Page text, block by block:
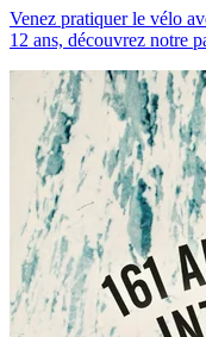
Venez pratiquer le vélo
12 ans, découvrez notre